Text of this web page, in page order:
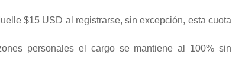
$15 USD al registrarse, sin excepción, esta cuota
personales el cargo se mantiene al 100% sin